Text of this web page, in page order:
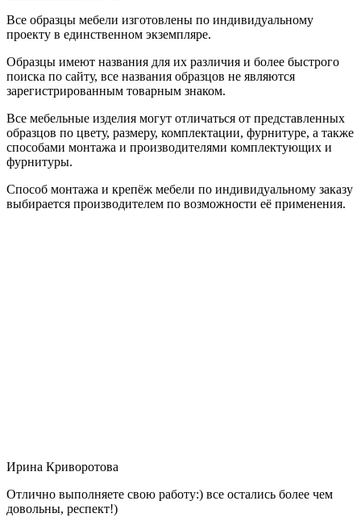
Все образцы мебели изготовлены по индивидуальному
проекту в единственном экземпляре.
Образцы имеют названия для их различия и более быстрого
поиска по сайту, все названия образцов не являются
зарегистрированным товарным знаком.
Все мебельные изделия могут отличаться от представленных
образцов по цвету, размеру, комплектации, фурнитуре, а также
способами монтажа и производителями комплектующих и
фурнитуры.
Способ монтажа и крепёж мебели по индивидуальному заказу
выбирается производителем по возможности её применения.
Ирина Криворотова
Отлично выполняете свою работу:) все остались более чем
довольны, респект!)